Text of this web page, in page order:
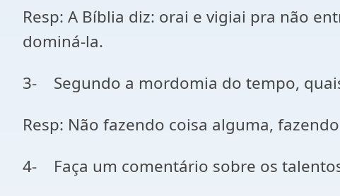
Resp: A Bíblia diz: orai e vigiai pra não
dominá-la.
3- Segundo a mordomia do tempo,
Resp: Não fazendo coisa alguma,
4- Faça um comentário sobre os